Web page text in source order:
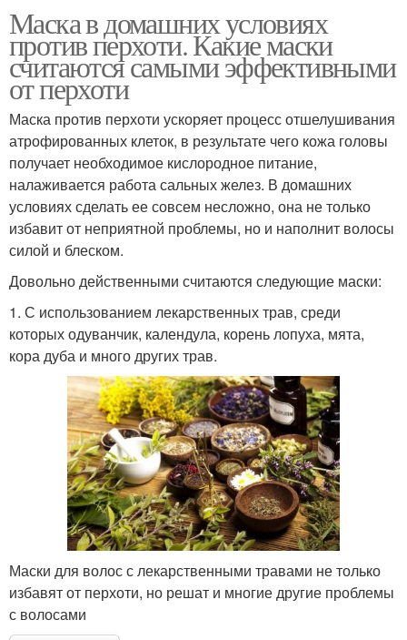
Маска в домашних условиях
против перхоти. Какие маски
считаются самыми эффективными
от перхоти
Маска против перхоти ускоряет процесс отшелушивания
атрофированных клеток, в результате чего кожа головы
получает необходимое кислородное питание,
налаживается работа сальных желез. В домашних
условиях сделать ее совсем несложно, она не только
избавит от неприятной проблемы, но и наполнит волосы
силой и блеском.
Довольно действенными считаются следующие маски:
1. С использованием лекарственных трав, среди
которых одуванчик, календула, корень лопуха, мята,
кора дуба и много других трав.
Маски для волос с лекарственными травами не только
избавят от перхоти, но решат и многие другие проблемы
с волосами